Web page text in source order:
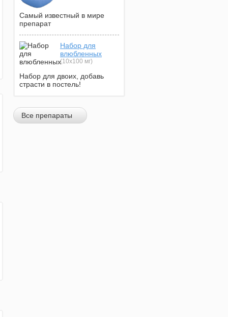
Самый известный в мире
препарат
Набор для
влюбленных
(10х100 мг)
Набор для двоих, добавь
страсти в постель!
Все препараты